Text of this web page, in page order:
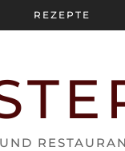
REZEPTE